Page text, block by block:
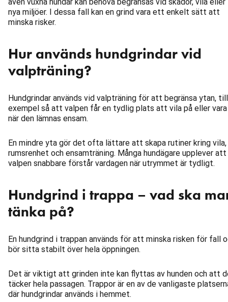
nya miljöer. I dessa fall kan en grind vara ett enkelt sätt att
minska risker.
Hur används hundgrindar vid
valpträning?
Hundgrindar används vid valpträning för att begränsa ytan, till
exempel så att valpen får en tydlig plats att vila på eller
när den lämnas ensam.
En mindre yta gör det ofta lättare att skapa rutiner kring vila,
rumsrenhet och ensamträning. Många hundägare upplever att
valpen snabbare förstår vardagen när utrymmet är tydligt.
Hundgrind i trappa – vad ska
tänka på?
En hundgrind i trappan används för att minska risken för fall
bör sitta stabilt över hela öppningen.
Det är viktigt att grinden inte kan flyttas av hunden och att
täcker hela passagen. Trappor är en av de vanligaste
där hundgrindar används i hemmet.